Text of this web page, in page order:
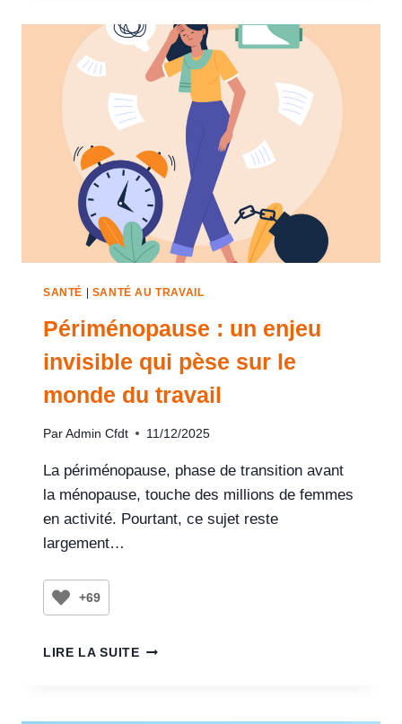
SANTÉ SANTÉ AU TRAVAIL
Périménopause : un enjeu
invisible qui pèse sur le
monde du travail
Par Admin Cfdt 11/12/2025
La périménopause, phase de transition avant
la ménopause, touche des millions de femmes
en activité. Pourtant, ce sujet reste
largement…
+69
LIRE LA SUITE